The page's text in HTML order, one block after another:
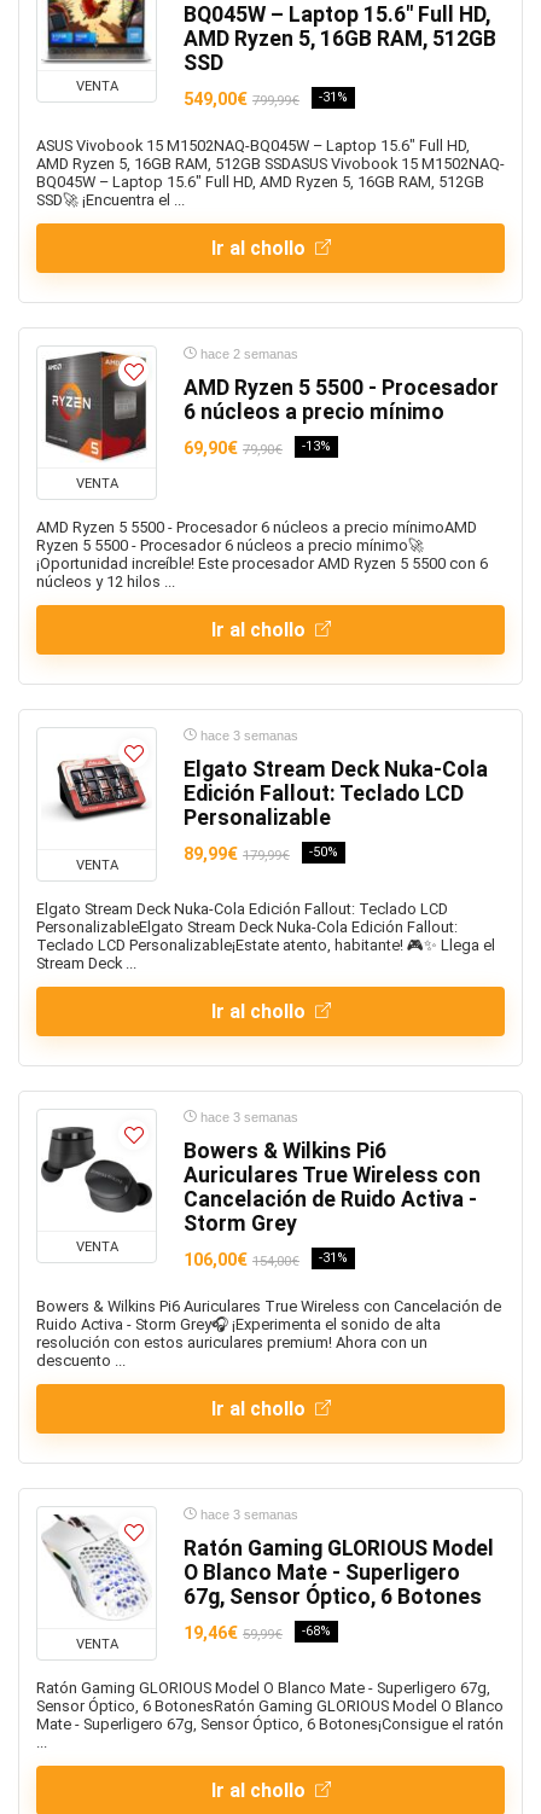
VENTA
BQ045W – Laptop 15.6" Full HD,
AMD Ryzen 5, 16GB RAM, 512GB
SSD
549,00€ 799,99€ -31%
ASUS Vivobook 15 M1502NAQ-BQ045W – Laptop 15.6" Full HD,
AMD Ryzen 5, 16GB RAM, 512GB SSDASUS Vivobook 15 M1502NAQ-
BQ045W – Laptop 15.6" Full HD, AMD Ryzen 5, 16GB RAM, 512GB
SSD🚀 ¡Encuentra el ...
Ir al chollo
VENTA
hace 2 semanas
AMD Ryzen 5 5500 - Procesador
6 núcleos a precio mínimo
69,90€ 79,90€ -13%
AMD Ryzen 5 5500 - Procesador 6 núcleos a precio mínimoAMD
Ryzen 5 5500 - Procesador 6 núcleos a precio mínimo🚀
¡Oportunidad increíble! Este procesador AMD Ryzen 5 5500 con 6
núcleos y 12 hilos ...
Ir al chollo
VENTA
hace 3 semanas
Elgato Stream Deck Nuka-Cola
Edición Fallout: Teclado LCD
Personalizable
89,99€ 179,99€ -50%
Elgato Stream Deck Nuka-Cola Edición Fallout: Teclado LCD
PersonalizableElgato Stream Deck Nuka-Cola Edición Fallout:
Teclado LCD Personalizable¡Estate atento, habitante! 🎮✨ Llega el
Stream Deck ...
Ir al chollo
VENTA
hace 3 semanas
Bowers & Wilkins Pi6
Auriculares True Wireless con
Cancelación de Ruido Activa -
Storm Grey
106,00€ 154,00€ -31%
Bowers & Wilkins Pi6 Auriculares True Wireless con Cancelación de
Ruido Activa - Storm Grey🎧 ¡Experimenta el sonido de alta
resolución con estos auriculares premium! Ahora con un
descuento ...
Ir al chollo
VENTA
hace 3 semanas
Ratón Gaming GLORIOUS Model
O Blanco Mate - Superligero
67g, Sensor Óptico, 6 Botones
19,46€ 59,99€ -68%
Ratón Gaming GLORIOUS Model O Blanco Mate - Superligero 67g,
Sensor Óptico, 6 BotonesRatón Gaming GLORIOUS Model O Blanco
Mate - Superligero 67g, Sensor Óptico, 6 Botones¡Consigue el ratón
...
Ir al chollo